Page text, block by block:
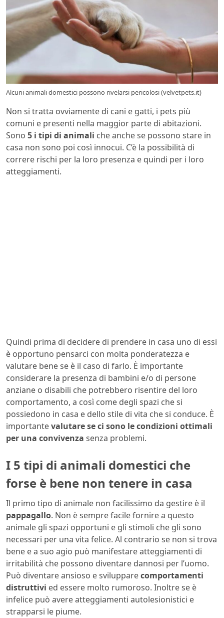
Alcuni animali domestici possono rivelarsi pericolosi (velvetpets.it)
Non si tratta ovviamente di cani e gatti, i pets più
comuni e presenti nella maggior parte di abitazioni.
Sono 5 i tipi di animali che anche se possono stare in
casa non sono poi così innocui. C’è la possibilità di
correre rischi per la loro presenza e quindi per i loro
atteggiamenti.
Quindi prima di decidere di prendere in casa uno di essi
è opportuno pensarci con molta ponderatezza e
valutare bene se è il caso di farlo. È importante
considerare la presenza di bambini e/o di persone
anziane o disabili che potrebbero risentire del loro
comportamento, a così come degli spazi che si
possiedono in casa e dello stile di vita che si conduce. È
importantevalutare se ci sono le condizioni ottimali
per una convivenza senza problemi.
I 5 tipi di animali domestici che
forse è bene non tenere in casa
Il primo tipo di animale non facilissimo da gestire è il
pappagallo. Non è sempre facile fornire a questo
animale gli spazi opportuni e gli stimoli che gli sono
necessari per una vita felice. Al contrario se non si trova
bene e a suo agio può manifestare atteggiamenti di
irritabilità che possono diventare dannosi per l’uomo.
Può diventare ansioso e svilupparecomportamenti
distruttivi ed essere molto rumoroso. Inoltre se è
infelice può avere atteggiamenti autolesionistici e
strapparsi le piume.